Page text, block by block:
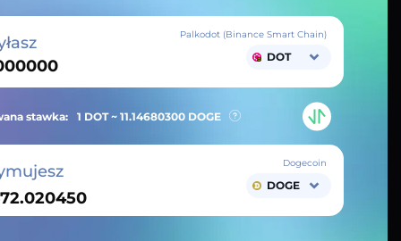
Palkodot (Binance Smart Chain)
DOT
stawka: 1 DOT ~ 11.14680300 DOGE
Dogecoin
DOGE